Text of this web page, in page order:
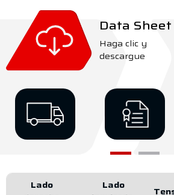
Data Sheet
Haga clic y
descargue
Lado
Lado